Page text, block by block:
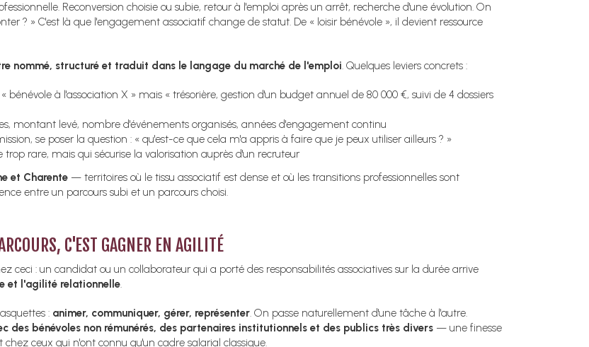
Reconversion choisie ou subie, retour à l'emploi après un arrêt, recherche d'une évolution. On
? » C'est là que l'engagement associatif change de statut. De « loisir bénévole », il devient ressource
nommé, structuré et traduit dans le langage du marché de l'emploi. Quelques leviers concrets :
bénévole à l'association X » mais « trésorière, gestion d'un budget annuel de 80 000 €, suivi de 4 dossiers
montant levé, nombre d'événements organisés, années d'engagement continu
se poser la question : « qu'est-ce que cela m'a appris à faire que je peux utiliser ailleurs ? »
rare, mais qui sécurise la valorisation auprès d'un recruteur
et Charente — territoires où le tissu associatif est dense et où les transitions professionnelles sont
entre un parcours subi et un parcours choisi.
C'EST GAGNER EN AGILITÉ
ceci : un candidat ou un collaborateur qui a porté des responsabilités associatives sur la durée arrive
et l'agilité relationnelle.
: animer, communiquer, gérer, représenter. On passe naturellement d'une tâche à l'autre.
des bénévoles non rémunérés, des partenaires institutionnels et des publics très divers — une finesse
ceux qui n'ont connu qu'un cadre salarial classique.